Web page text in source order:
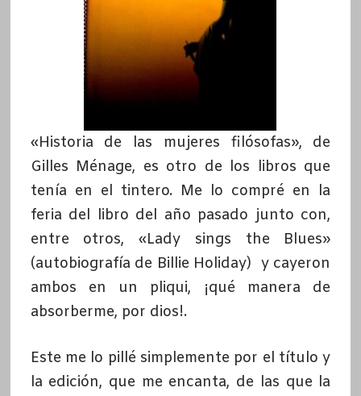
«Historia de las mujeres filósofas», de
Gilles Ménage, es otro de los libros que
tenía en el tintero. Me lo compré en la
feria del libro del año pasado junto con,
entre otros, «Lady sings the Blues»
(autobiografía de Billie Holiday) y cayeron
ambos en un pliqui, ¡qué manera de
absorberme, por dios!.
Este me lo pillé simplemente por el título y
la edición, que me encanta, de las que la